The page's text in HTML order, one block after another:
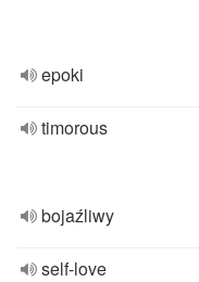
epoki
timorous
bojaźliwy
self-love